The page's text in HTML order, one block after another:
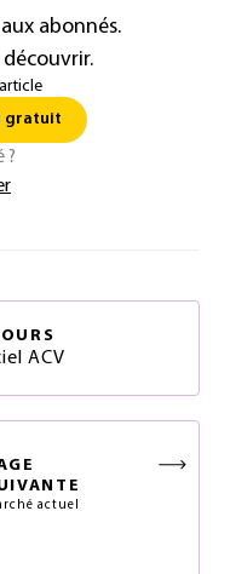
abonnés.
découvrir.
gratuit
?
ACV
actuel